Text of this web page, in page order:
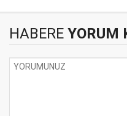
HABERE YORUM